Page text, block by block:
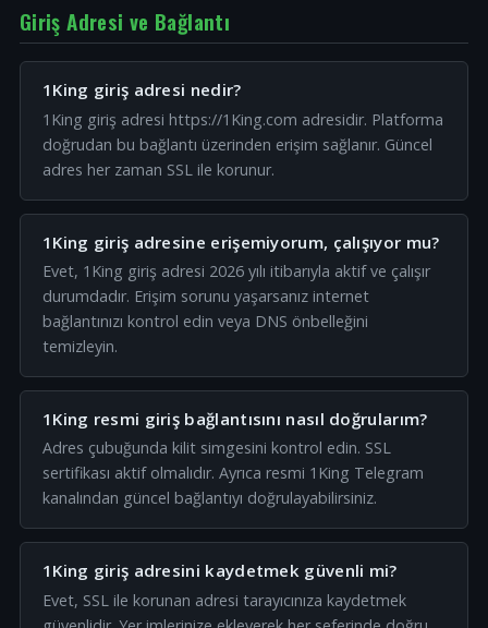
Giriş Adresi ve Bağlantı
1King giriş adresi nedir?
1King giriş adresi https://1King.com adresidir. Platforma
doğrudan bu bağlantı üzerinden erişim sağlanır. Güncel
adres her zaman SSL ile korunur.
1King giriş adresine erişemiyorum, çalışıyor mu?
Evet, 1King giriş adresi 2026 yılı itibarıyla aktif ve çalışır
durumdadır. Erişim sorunu yaşarsanız internet
bağlantınızı kontrol edin veya DNS önbelleğini
temizleyin.
1King resmi giriş bağlantısını nasıl doğrularım?
Adres çubuğunda kilit simgesini kontrol edin. SSL
sertifikası aktif olmalıdır. Ayrıca resmi 1King Telegram
kanalından güncel bağlantıyı doğrulayabilirsiniz.
1King giriş adresini kaydetmek güvenli mi?
Evet, SSL ile korunan adresi tarayıcınıza kaydetmek